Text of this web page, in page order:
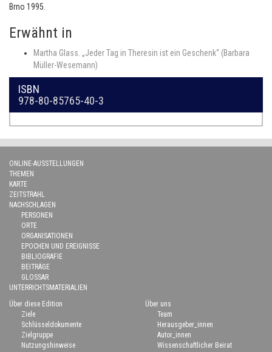
Brno 1995.
Erwähnt in
Martha Glass. „Jeder Tag in Theresin ist ein Geschenk“ (Barbara
Müller-Wesemann)
ISBN
978-80-85765-40-3
ONLINE-AUSSTELLUNGEN
THEMEN
KARTE
ZEITSTRAHL
NACHSCHLAGEN
PERSONEN
ORTE
ORGANISATIONEN
EPOCHEN UND EREIGNISSE
BIBLIOGRAFIE
BEITRÄGE
GLOSSAR
UNTERRICHTSMATERIALIEN
Über diese Edition
Ziele
Schlüsseldokumente
Zielgruppe
Nutzungshinweise
Über uns
Team
Herausgeber_innen
Autor_innen
Wissenschaftlicher Beirat